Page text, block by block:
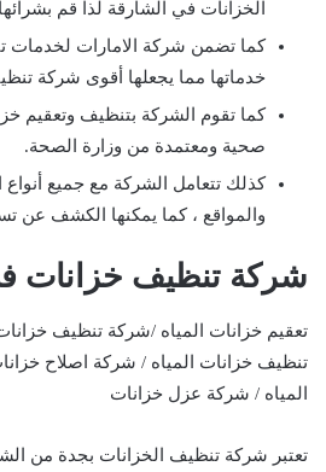
الخزانات في الشارقة لذا قم
كما تضمن شركة الامارات لخدمات
خدماتها مما يجعلها أقوى شركة
كما تقوم الشركة بتنظيف وتعقيم
صحية ومعتمدة من وزارة الصحة.
كذلك تتعامل الشركة مع جميع أنواع
والمواقع ، كما يمكنها الكشف عن
شركة تنظيف خزانات
تعقيم خزانات المياه /شركة تنظيف
تنظيف خزانات المياه / شركة اصلاح
المياه / شركة عزل خزانات
تعتبر شركة تنظيف الخزانات بجدة من